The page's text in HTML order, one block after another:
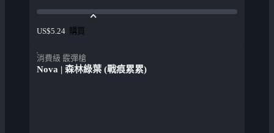
US$5.24 購買
消費級 霰彈槍
Nova | 森林綠葉 (戰痕累累)